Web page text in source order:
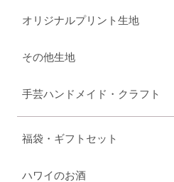
オリジナルプリント生地
その他生地
手芸ハンドメイド・クラフト
福袋・ギフトセット
ハワイのお酒